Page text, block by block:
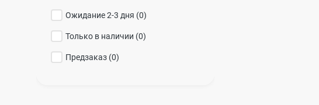
Ожидание 2-3 дня (0)
Только в наличии (0)
Предзаказ (0)